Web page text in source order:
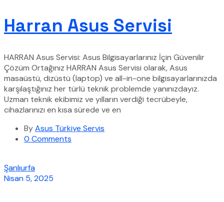
Harran Asus Servisi
HARRAN Asus Servisi: Asus Bilgisayarlarınız İçin Güvenilir
Çözüm Ortağınız HARRAN Asus Servisi olarak, Asus
masaüstü, dizüstü (laptop) ve all-in-one bilgisayarlarınızda
karşılaştığınız her türlü teknik problemde yanınızdayız.
Uzman teknik ekibimiz ve yılların verdiği tecrübeyle,
cihazlarınızı en kısa sürede ve en
ByAsus Türkiye Servis
0 Comments
Şanlıurfa
Nisan 5, 2025